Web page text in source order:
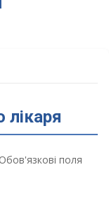
лікаря
поля